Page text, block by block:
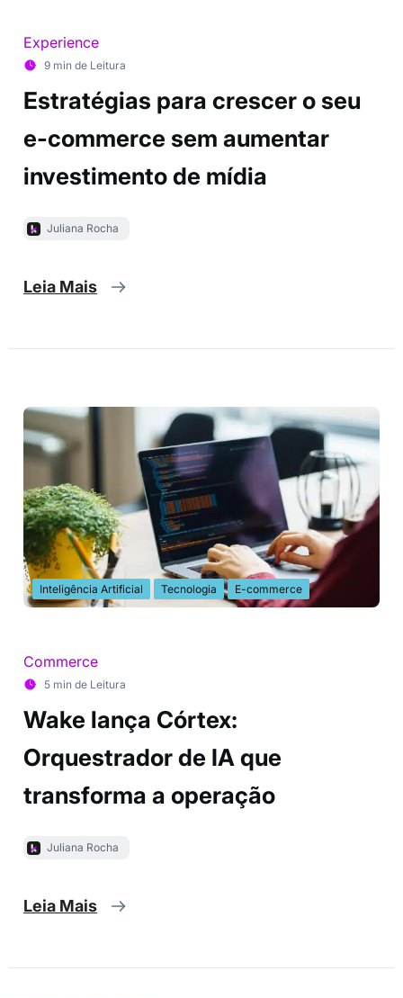
Experience
9 min de Leitura
Estratégias para crescer o seu
e-commerce sem aumentar
investimento de mídia
Juliana Rocha
Leia Mais
Inteligência Artificial Tecnologia E-commerce
Commerce
5 min de Leitura
Wake lança Córtex:
Orquestrador de IA que
transforma a operação
Juliana Rocha
Leia Mais